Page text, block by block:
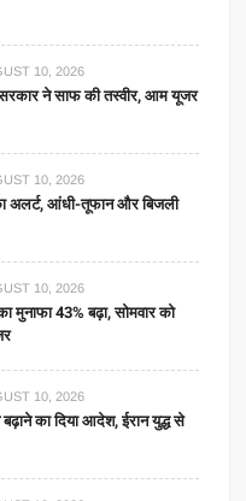
10, 2026
ने साफ की तस्वीर, आम यूजर
10, 2026
का अलर्ट, आंधी-तूफान और बिजली
10, 2026
मुनाफा 43% बढ़ा, सोमवार को
10, 2026
बढ़ाने का दिया आदेश, ईरान युद्ध से